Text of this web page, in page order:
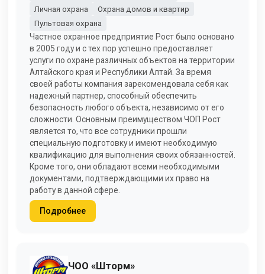
Личная охрана
Охрана домов и квартир
Пультовая охрана
Частное охранное предприятие Рост было основано
в 2005 году и с тех пор успешно предоставляет
услуги по охране различных объектов на территории
Алтайского края и Республики Алтай. За время
своей работы компания зарекомендовала себя как
надежный партнер, способный обеспечить
безопасность любого объекта, независимо от его
сложности. Основным преимуществом ЧОП Рост
является то, что все сотрудники прошли
специальную подготовку и имеют необходимую
квалификацию для выполнения своих обязанностей.
Кроме того, они обладают всеми необходимыми
документами, подтверждающими их право на
работу в данной сфере.
Подробнее
ЧОО «Шторм»